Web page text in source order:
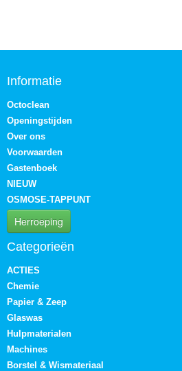
Informatie
Octoclean
Openingstijden
Over ons
Voorwaarden
Gastenboek
NIEUW
OSMOSE-TAPPUNT
Herroeping
Categorieën
ACTIES
Chemie
Papier & Zeep
Glaswas
Hulpmaterialen
Machines
Borstel & Wismateriaal